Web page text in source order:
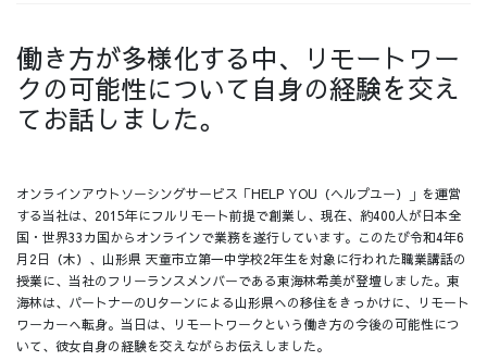
お問い合わせ
働き方が多様化する中、リモートワー
クの可能性について自身の経験を交え
てお話しました。
オンラインアウトソーシングサービス「HELP YOU（ヘルプユー）」を運営
する当社は、2015年にフルリモート前提で創業し、現在、約400人が日本全
国・世界33カ国からオンラインで業務を遂行しています。このたび令和4年6
月2日（木）、山形県 天童市立第一中学校2年生を対象に行われた職業講話の
授業に、当社のフリーランスメンバーである東海林希美が登壇しました。東
海林は、パートナーのUターンによる山形県への移住をきっかけに、リモート
ワーカーへ転身。当日は、リモートワークという働き方の今後の可能性につ
いて、彼女自身の経験を交えながらお伝えしました。